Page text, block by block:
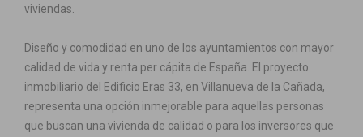
viviendas.
Diseño y comodidad en uno de los ayuntamientos con mayor
calidad de vida y renta per cápita de España. El proyecto
inmobiliario del Edificio Eras 33, en Villanueva de la Cañada,
representa una opción inmejorable para aquellas personas
que buscan una vivienda de calidad o para los inversores que